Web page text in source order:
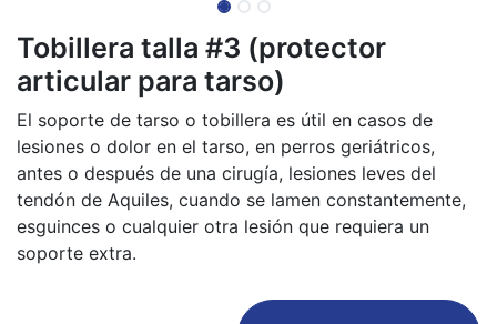
Tobillera talla #3 (protector
articular para tarso)
El soporte de tarso o tobillera es útil en casos de
lesiones o dolor en el tarso, en perros geriátricos,
antes o después de una cirugía, lesiones leves del
tendón de Aquiles, cuando se lamen constantemente,
esguinces o cualquier otra lesión que requiera un
soporte extra.